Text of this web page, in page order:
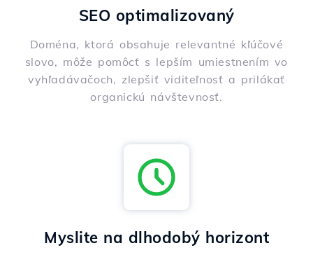
SEO optimalizovaný
Doména, ktorá obsahuje relevantné kľúčové
slovo, môže pomôcť s lepším umiestnením vo
vyhľadávačoch, zlepšiť viditeľnosť a prilákať
organickú návštevnosť.
Myslite na dlhodobý horizont